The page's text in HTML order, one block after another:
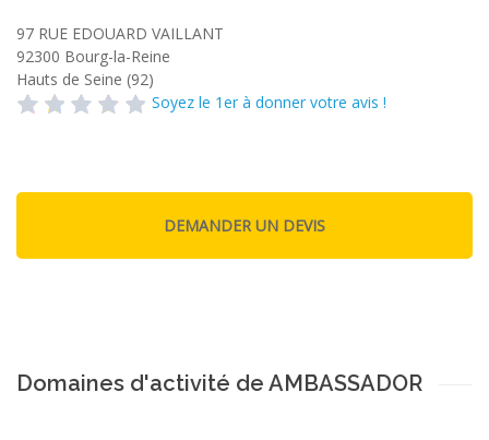
97 RUE EDOUARD VAILLANT
92300 Bourg-la-Reine
Hauts de Seine (92)
Soyez le 1er à donner votre avis !
Domaines d'activité de AMBASSADOR